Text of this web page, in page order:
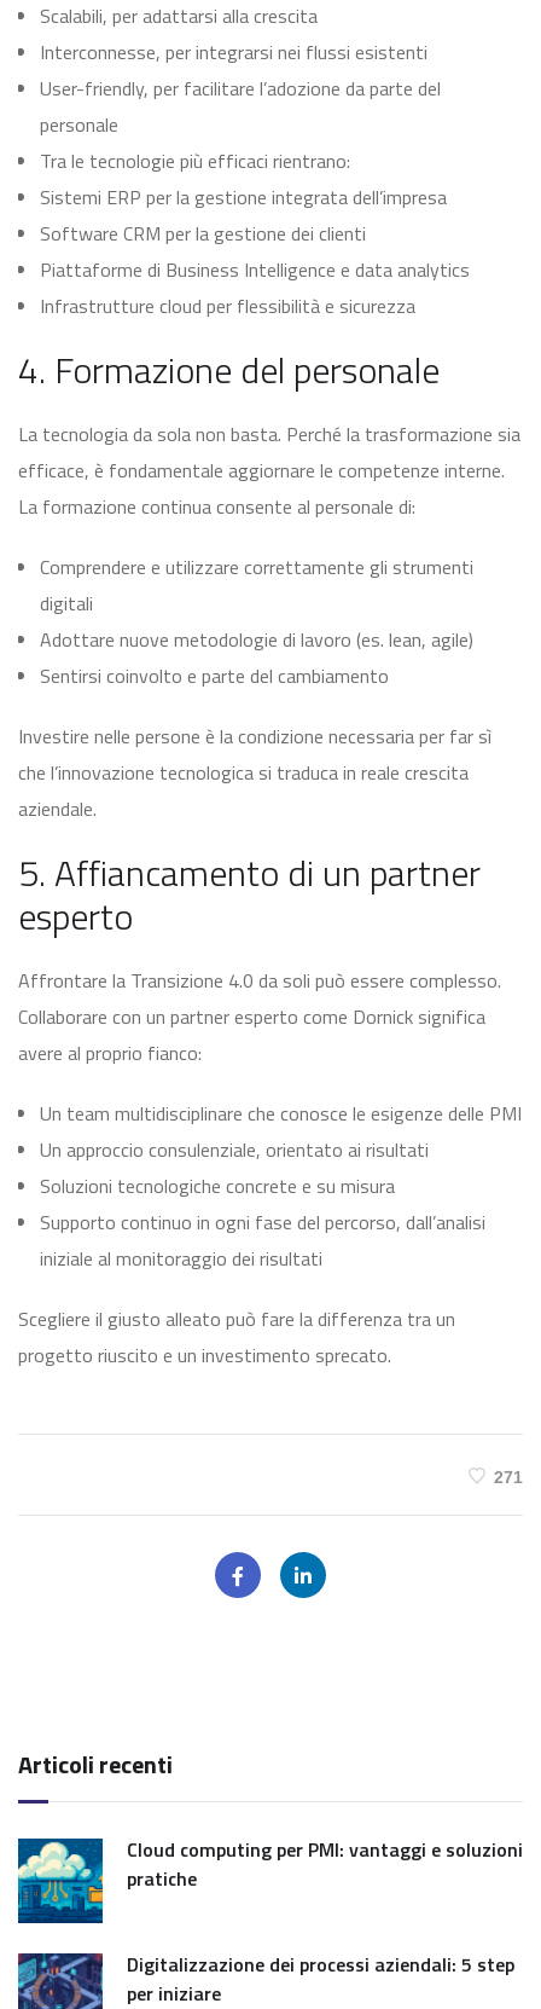
Scalabili, per adattarsi alla crescita
Interconnesse, per integrarsi nei flussi esistenti
User-friendly, per facilitare l’adozione da parte del
personale
Tra le tecnologie più efficaci rientrano:
Sistemi ERP per la gestione integrata dell’impresa
Software CRM per la gestione dei clienti
Piattaforme di Business Intelligence e data analytics
Infrastrutture cloud per flessibilità e sicurezza
4. Formazione del personale
La tecnologia da sola non basta. Perché la trasformazione sia
efficace, è fondamentale aggiornare le competenze interne.
La formazione continua consente al personale di:
Comprendere e utilizzare correttamente gli strumenti
digitali
Adottare nuove metodologie di lavoro (es. lean, agile)
Sentirsi coinvolto e parte del cambiamento
Investire nelle persone è la condizione necessaria per far sì
che l’innovazione tecnologica si traduca in reale crescita
aziendale.
5. Affiancamento di un partner
esperto
Affrontare la Transizione 4.0 da soli può essere complesso.
Collaborare con un partner esperto come Dornick significa
avere al proprio fianco:
Un team multidisciplinare che conosce le esigenze delle PMI
Un approccio consulenziale, orientato ai risultati
Soluzioni tecnologiche concrete e su misura
Supporto continuo in ogni fase del percorso, dall’analisi
iniziale al monitoraggio dei risultati
Scegliere il giusto alleato può fare la differenza tra un
progetto riuscito e un investimento sprecato.
271
Articoli recenti
Cloud computing per PMI: vantaggi e soluzioni
pratiche
Digitalizzazione dei processi aziendali: 5 step
per iniziare